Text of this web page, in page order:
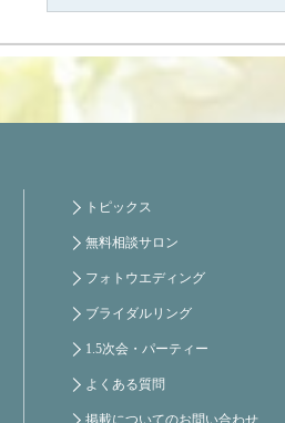
トピックス
無料相談サロン
フォトウエディング
ブライダルリング
1.5次会・パーティー
よくある質問